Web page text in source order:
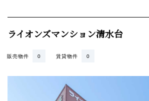
ライオンズマンション清水台
賃貸物件 0
販売物件 0